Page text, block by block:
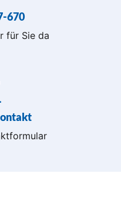
670
für Sie da